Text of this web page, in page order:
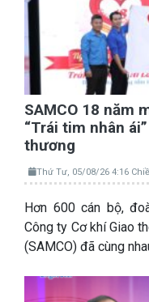
SAMCO 18 năm
“Trái tim nhân
thương
Thứ Tư, 05/08/26 4:16
Hơn 600 cán bộ,
Công ty Cơ khí Giao
(SAMCO) đã cùng